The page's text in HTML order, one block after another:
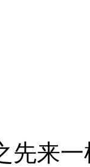
先来一